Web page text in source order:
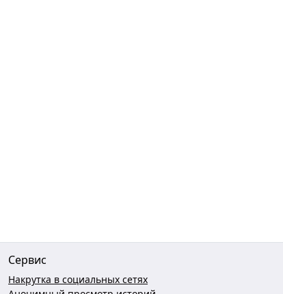
Сервис
Накрутка в социальных сетях